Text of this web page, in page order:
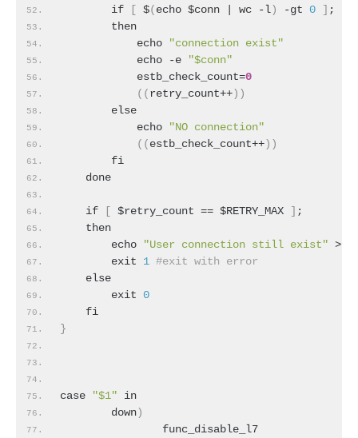
        if
[ $(echo $conn | wc -l) -gt 0 ] ;
        then
            echo
"connection exist"
            echo -e
"$conn"
            estb_check_count=
0
( (retry_count++) )
        else
            echo
"NO connection"
( (estb_check_count++) )
        fi
    done
    if
[ $retry_count == $RETRY_MAX ] ;
    then
        echo
"User connection still exist" >&
        exit
1 #exit with error
    else
        exit
0
    fi
}
case "$1" in
        down
)
                func_disable_l7